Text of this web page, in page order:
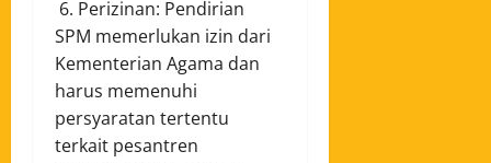
6. Perizinan: Pendirian
SPM memerlukan izin dari
Kementerian Agama dan
harus memenuhi
persyaratan tertentu
terkait pesantren